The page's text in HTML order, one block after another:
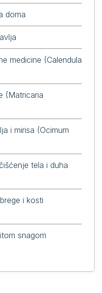
doma
medicine (Calendula
(Matricaria
i mirisa (Ocimum
tela i duha
i kosti
snagom